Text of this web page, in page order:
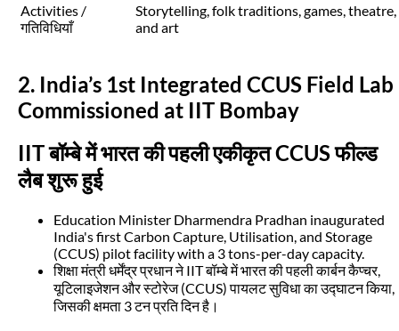
Activities /
गतिविधियाँ
Storytelling, folk traditions, games, theatre,
and art
2. India’s 1st Integrated CCUS Field Lab
Commissioned at IIT Bombay
IIT बॉम्बे में भारत की पहली एकीकृत CCUS फील्ड
लैब शुरू हुई
Education Minister Dharmendra Pradhan inaugurated
India's first Carbon Capture, Utilisation, and Storage
(CCUS) pilot facility with a 3 tons-per-day capacity.
शिक्षा मंत्री धर्मेंद्र प्रधान ने IIT बॉम्बे में भारत की पहली कार्बन कैप्चर,
यूटिलाइजेशन और स्टोरेज (CCUS) पायलट सुविधा का उद्घाटन किया,
जिसकी क्षमता 3 टन प्रति दिन है।